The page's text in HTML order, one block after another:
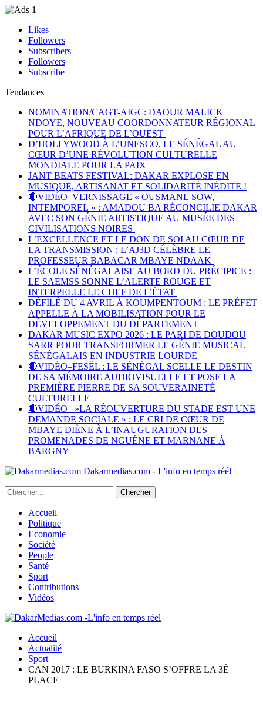
Likes
Followers
Subscribers
Followers
Subscribe
Tendances
NOMINATION/CAGT-AIGC: DAOUR MALICK
NDOYE, NOUVEAU COORDONNATEUR RÉGIONAL
POUR L’AFRIQUE DE L’OUEST
D’HOLLYWOOD À L’UNESCO, LE SÉNÉGAL AU
CŒUR D’UNE RÉVOLUTION CULTURELLE
MONDIALE POUR LA PAIX
JANT BEATS FESTIVAL: DAKAR EXPLOSE EN
MUSIQUE, ARTISANAT ET SOLIDARITÉ INÉDITE !
🔴VIDÉO–VERNISSAGE « OUSMANE SOW,
INTEMPOREL » : AMADOU BA RÉCONCILIE DAKAR
AVEC SON GÉNIE ARTISTIQUE AU MUSÉE DES
CIVILISATIONS NOIRES
L’EXCELLENCE ET LE DON DE SOI AU CŒUR DE
LA TRANSMISSION : L’AJ3D CÉLÈBRE LE
PROFESSEUR BABACAR MBAYE NDAAK
L’ÉCOLE SÉNÉGALAISE AU BORD DU PRÉCIPICE :
LE SAEMSS SONNE L’ALERTE ROUGE ET
INTERPELLE LE CHEF DE L’ÉTAT
DÉFILÉ DU 4 AVRIL À KOUMPENTOUM : LE PRÉFET
APPELLE À LA MOBILISATION POUR LE
DÉVELOPPEMENT DU DÉPARTEMENT
DAKAR MUSIC EXPO 2026 : LE PARI DE DOUDOU
SARR POUR TRANSFORMER LE GÉNIE MUSICAL
SÉNÉGALAIS EN INDUSTRIE LOURDE
🔴VIDÉO–FESËL : LE SÉNÉGAL SCELLE LE DESTIN
DE SA MÉMOIRE AUDIOVISUELLE ET POSE LA
PREMIÈRE PIERRE DE SA SOUVERAINETÉ
CULTURELLE
🔴VIDÉO– »LA RÉOUVERTURE DU STADE EST UNE
DEMANDE SOCIALE » : LE CRI DE CŒUR DE
MBAYE DIÈNE À L’INAUGURATION DES
PROMENADES DE NGUÉNE ET MARNANE À
BARGNY
Dakarmedias.com - L'info en temps réél
Accueil
Politique
Economie
Société
People
Santé
Sport
Contributions
Vidéos
Accueil
Actualité
Sport
CAN 2017 : LE BURKINA FASO S’OFFRE LA 3È
PLACE